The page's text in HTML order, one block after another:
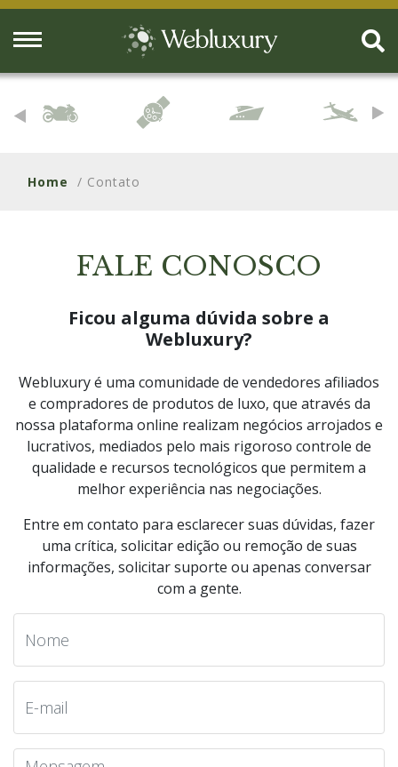
Home / Contato
FALE CONOSCO
Ficou alguma dúvida sobre a
Webluxury?
Webluxury é uma comunidade de vendedores afiliados
e compradores de produtos de luxo, que através da
nossa plataforma online realizam negócios arrojados e
lucrativos, mediados pelo mais rigoroso controle de
qualidade e recursos tecnológicos que permitem a
melhor experiência nas negociações.
Entre em contato para esclarecer suas dúvidas, fazer
uma crítica, solicitar edição ou remoção de suas
informações, solicitar suporte ou apenas conversar
com a gente.